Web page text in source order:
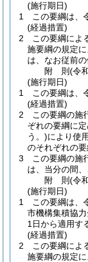
(施行期日)
1
この要綱は、
(経過措置)
2
この要綱によ
施要綱の規定
は、なお従前の
附 則(令
(施行期日)
1
この要綱は、
(経過措置)
2
この要綱の施
ぞれの要綱に
う。)により使
のそれぞれの
3
この要綱の施
は、当分の間
附 則(令
(施行期日)
1
この要綱は、
市機構集積協
1日から適用す
(経過措置)
2
この要綱によ
施要綱の規定